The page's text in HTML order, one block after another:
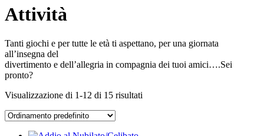
Attività
Tanti giochi e per tutte le età ti aspettano, per una giornata
all’insegna del
divertimento e dell’allegria in compagnia dei tuoi amici….Sei
pronto?
Visualizzazione di 1-12 di 15 risultati